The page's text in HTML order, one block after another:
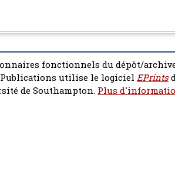
fonctionnels du dépôt/
utilise le logiciel EPrints
de Southampton. Plus